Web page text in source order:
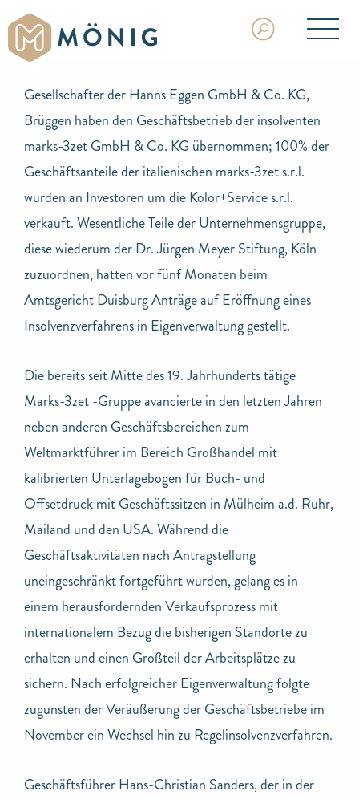
Gesellschafter der Hanns Eggen GmbH & Co. KG,
Brüggen haben den Geschäftsbetrieb der insolventen
marks-3zet GmbH & Co. KG übernommen; 100% der
Geschäftsanteile der italienischen marks-3zet s.r.l.
wurden an Investoren um die Kolor+Service s.r.l.
verkauft. Wesentliche Teile der Unternehmensgruppe,
diese wiederum der Dr. Jürgen Meyer Stiftung, Köln
zuzuordnen, hatten vor fünf Monaten beim
Amtsgericht Duisburg Anträge auf Eröffnung eines
Insolvenzverfahrens in Eigenverwaltung gestellt.
Die bereits seit Mitte des 19. Jahrhunderts tätige
Marks-3zet -Gruppe avancierte in den letzten Jahren
neben anderen Geschäftsbereichen zum
Weltmarktführer im Bereich Großhandel mit
kalibrierten Unterlagebogen für Buch- und
Offsetdruck mit Geschäftssitzen in Mülheim a.d. Ruhr,
Mailand und den USA. Während die
Geschäftsaktivitäten nach Antragstellung
uneingeschränkt fortgeführt wurden, gelang es in
einem herausfordernden Verkaufsprozess mit
internationalem Bezug die bisherigen Standorte zu
erhalten und einen Großteil der Arbeitsplätze zu
sichern. Nach erfolgreicher Eigenverwaltung folgte
zugunsten der Veräußerung der Geschäftsbetriebe im
November ein Wechsel hin zu Regelinsolvenzverfahren.
Geschäftsführer Hans-Christian Sanders, der in der